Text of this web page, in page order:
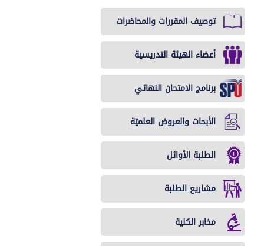
توصيف المقررات والمحاضرات
أعضاء الهيئة التدريسية
برنامج الامتحان النهائي
الأبحاث والعروض العلميّة
الطلبة الأوائل
مشاريع الطلبة
مخابر الكلية
الطب
الشرعي
الطب
النفسي
الطب
الوقائي
وطب
الأسرة
أذنية